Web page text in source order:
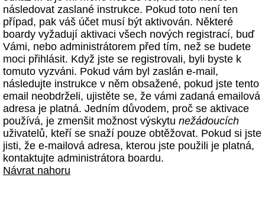
následovat zaslané instrukce. Pokud toto není ten
případ, pak váš účet musí být aktivován. Některé
boardy vyžadují aktivaci všech nových registrací, buď
Vámi, nebo administrátorem před tím, než se budete
moci přihlásit. Když jste se registrovali, byli byste k
tomuto vyzváni. Pokud vám byl zaslán e-mail,
následujte instrukce v něm obsažené, pokud jste tento
email neobdrželi, ujistěte se, že vámi zadaná emailová
adresa je platná. Jedním důvodem, proč se aktivace
používá, je zmenšit možnost výskytu nežádoucích
uživatelů, kteří se snaží pouze obtěžovat. Pokud si jste
jisti, že e-mailová adresa, kterou jste použili je platná,
kontaktujte administrátora boardu.
Návrat nahoru